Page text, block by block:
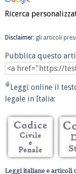
Ricerca
Disclaimer: gli articoli
Pubblica questo
Leggi online il
legale in Italia:
Leggi italiane e articoli